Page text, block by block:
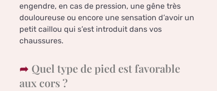
engendre, en cas de pression, une gêne très
douloureuse ou encore une sensation d’avoir un
petit caillou qui s’est introduit dans vos
chaussures.
Quel type de pied est favorable
aux cors ?